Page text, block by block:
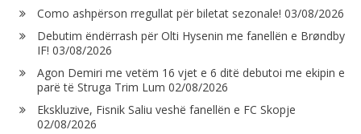
Como ashpërson rregullat për biletat sezonale! 03/08/2026
Debutim ëndërrash për Olti Hysenin me fanellën e Brøndby
IF! 03/08/2026
Agon Demiri me vetëm 16 vjet e 6 ditë debutoi me ekipin e
parë të Struga Trim Lum 02/08/2026
Ekskluzive, Fisnik Saliu veshë fanellën e FC Skopje
02/08/2026